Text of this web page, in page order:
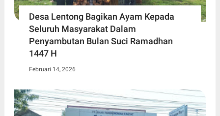
Desa Lentong Bagikan Ayam Kepada
Seluruh Masyarakat Dalam
Penyambutan Bulan Suci Ramadhan
1447 H
Februari 14, 2026